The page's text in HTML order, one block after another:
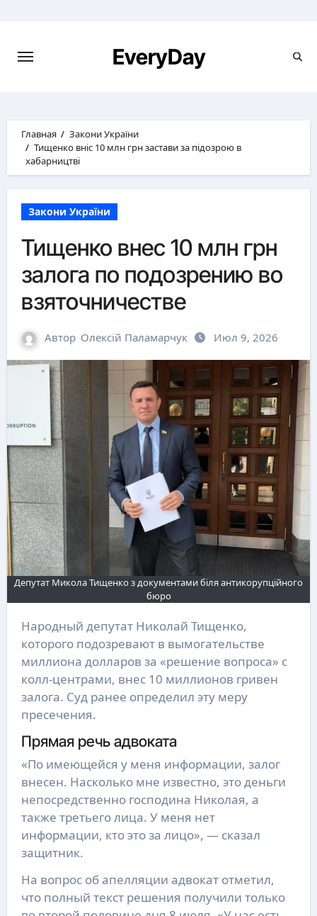
EveryDay
Главная
Закони України
Тищенко вніс 10 млн грн застави за підозрою в
хабарництві
Закони України
Тищенко внес 10 млн грн
залога по подозрению во
взяточничестве
Автор Олексій Паламарчук Июл 9, 2026
Депутат Микола Тищенко з документами біля антикорупційного
бюро
Народный депутат Николай Тищенко,
которого подозревают в вымогательстве
миллиона долларов за «решение вопроса» с
колл-центрами, внес 10 миллионов гривен
залога. Суд ранее определил эту меру
пресечения.
Прямая речь адвоката
«По имеющейся у меня информации, залог
внесен. Насколько мне известно, это деньги
непосредственно господина Николая, а
также третьего лица. У меня нет
информации, кто это за лицо», — сказал
защитник.
На вопрос об апелляции адвокат отметил,
что полный текст решения получили только